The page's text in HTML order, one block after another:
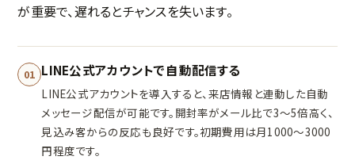
が重要で、遅れるとチャンスを失います。
01 LINE公式アカウントで自動配信する
LINE公式アカウントを導入すると、来店情報と連動した自動
メッセージ配信が可能です。開封率がメール比で3〜5倍高く、
見込み客からの反応も良好です。初期費用は月1000〜3000
円程度です。